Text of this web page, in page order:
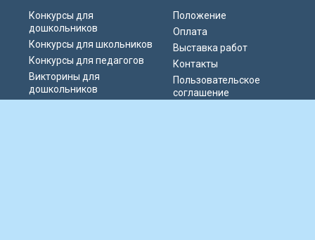
Конкурсы для
дошкольников
Конкурсы для школьников
Конкурсы для педагогов
Викторины для
дошкольников
Положение
Оплата
Выставка работ
Контакты
Пользовательское
соглашение